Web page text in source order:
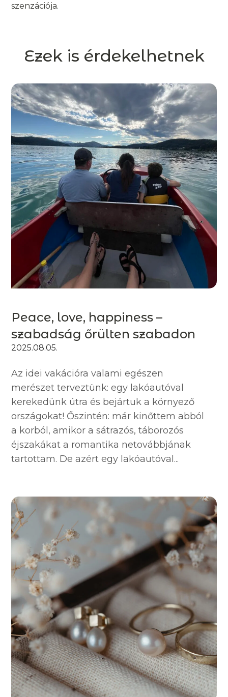
szenzációja.
Ezek is érdekelhetnek
Peace, love, happiness –
szabadság őrülten szabadon
2025.08.05.
Az idei vakációra valami egészen
merészet terveztünk: egy lakóautóval
kerekedünk útra és bejártuk a környező
országokat! Őszintén: már kinőttem abból
a korból, amikor a sátrazós, táborozós
éjszakákat a romantika netovábbjának
tartottam. De azért egy lakóautóval...